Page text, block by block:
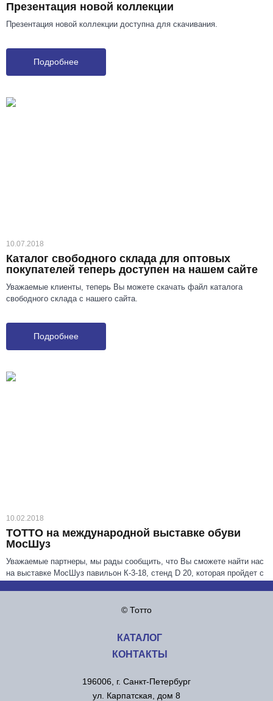
Презентация новой коллекции
Презентация новой коллекции доступна для скачивания.
Подробнее
10.07.2018
Каталог свободного склада для оптовых
покупателей теперь доступен на нашем сайте
Уважаемые клиенты, теперь Вы можете скачать файл каталога
свободного склада с нашего сайта.
Подробнее
10.02.2018
ТОТТО на международной выставке обуви
МосШуз
Уважаемые партнеры, мы рады сообщить, что Вы сможете найти нас
на выставке МосШуз павильон К-3-18, стенд D 20, которая пройдет с
© Тотто
КАТАЛОГ
КОНТАКТЫ
196006, г. Санкт-Петербург
ул. Карпатская, дом 8